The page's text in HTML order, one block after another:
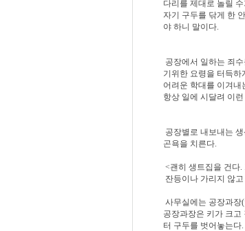
다리를 제대로 놀릴
자기 구두를 닦게 한
야 하니 말이다.
공장에서 일하는 죄
기위한 요령을 터득하
어려운 학대를 이겨내
항상 일에 시달려 이
공장별로 내보내는
곤욕을 치른다.
<괜히 생트집을 건다.
잔등이나 가리지 않
사무실에는 공장과장
공장과장은 키가 크고
터 구두를 벗어놓는다